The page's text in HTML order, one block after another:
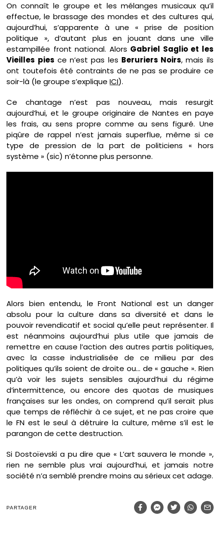
On connaît le groupe et les mélanges musicaux qu’il
effectue, le brassage des mondes et des cultures qui,
aujourd’hui, s’apparente à une « prise de position
politique », d’autant plus en jouant dans une ville
estampillée front national. Alors Gabriel Saglio et les
Vieilles pies ce n’est pas les Beruriers Noirs, mais ils
ont toutefois été contraints de ne pas se produire ce
soir-là (le groupe s’expliqueICI).
Ce chantage n’est pas nouveau, mais resurgit
aujourd’hui, et le groupe originaire de Nantes en paye
les frais, au sens propre comme au sens figuré. Une
piqûre de rappel n’est jamais superflue, même si ce
type de pression de la part de politiciens « hors
système » (sic) n’étonne plus personne.
Alors bien entendu, le Front National est un danger
absolu pour la culture dans sa diversité et dans le
pouvoir revendicatif et social qu’elle peut représenter. Il
est néanmoins aujourd’hui plus utile que jamais de
remettre en cause l’action des autres partis politiques,
avec la casse industrialisée de ce milieu par des
politiques qu’ils soient de droite ou… de « gauche ». Rien
qu’à voir les sujets sensibles aujourd’hui du régime
d’intermittence, ou encore des quotas de musiques
françaises sur les ondes, on comprend qu’il serait plus
que temps de réfléchir à ce sujet, et ne pas croire que
le FN est le seul à détruire la culture, même s’il est le
parangon de cette destruction.
Si Dostoïevski a pu dire que « L’art sauvera le monde »,
rien ne semble plus vrai aujourd’hui, et jamais notre
société n’a semblé prendre moins au sérieux cet adage.
PARTAGER